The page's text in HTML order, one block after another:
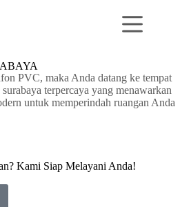
PVC, maka Anda datang ke tempat
terpercaya yang menawarkan
untuk memperindah ruangan Anda
Kami Siap Melayani Anda!